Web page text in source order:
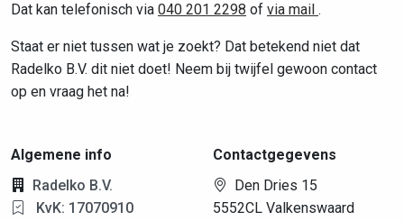
Dat kan telefonisch via 040 201 2298 of via mail .
Staat er niet tussen wat je zoekt? Dat betekend niet dat
Radelko B.V. dit niet doet! Neem bij twijfel gewoon contact
op en vraag het na!
Algemene info
Radelko B.V.
KvK: 17070910
Contactgegevens
Den Dries 15
5552CL Valkenswaard